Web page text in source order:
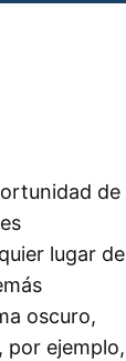
de
lugar de
oscuro,
ejemplo,